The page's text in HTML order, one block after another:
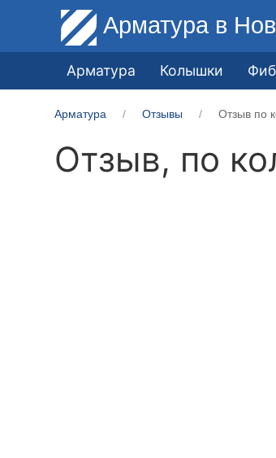
Арматура в
Арматура Колышки
Арматура Отзывы Отзыв по
Отзыв, по